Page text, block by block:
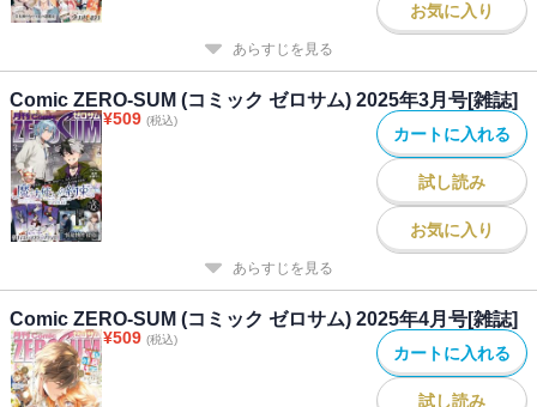
お気に入り
あらすじを見る
Comic ZERO-SUM (コミック ゼロサム) 2025年3月号[雑誌]
¥509 (税込)
カートに入れる
試し読み
お気に入り
あらすじを見る
Comic ZERO-SUM (コミック ゼロサム) 2025年4月号[雑誌]
¥509 (税込)
カートに入れる
試し読み